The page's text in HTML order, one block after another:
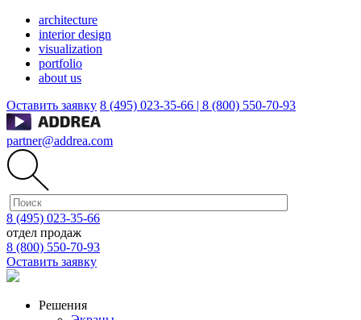
architecture
interior design
visualization
portfolio
about us
Оставить заявку 8 (495) 023-35-66 | 8 (800) 550-70-93
partner@addrea.com
8 (495) 023-35-66
отдел продаж
8 (800) 550-70-93
Оставить заявку
Решения